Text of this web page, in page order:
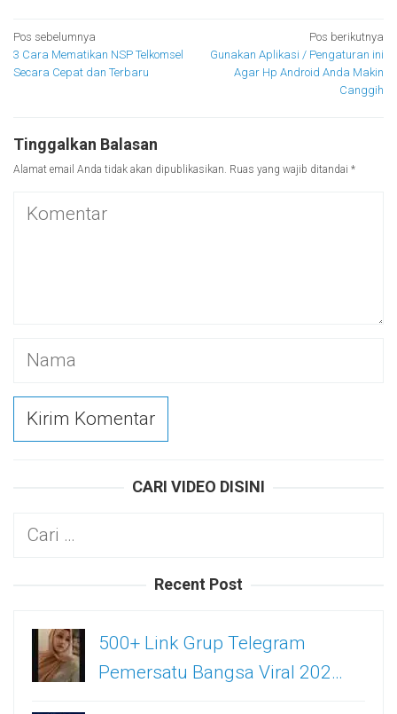
Navigasi
pos
Pos sebelumnya
3 Cara Mematikan NSP Telkomsel
Secara Cepat dan Terbaru
Pos berikutnya
Gunakan Aplikasi / Pengaturan ini
Agar Hp Android Anda Makin
Canggih
Tinggalkan Balasan
Alamat email Anda tidak akan dipublikasikan. Ruas yang wajib ditandai *
CARI VIDEO DISINI
Cari
Recent Post
500+ Link Grup Telegram
Pemersatu Bangsa Viral 202…